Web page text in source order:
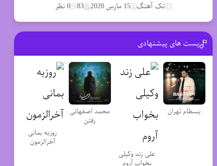
تک آهنگ 15 مارس 2020 83 0 نظر
پست های پیشنهادی
بسطام تهران
علی زند وکیلی
بخواب آروم
محمد اصفهانی
رفتن
روزبه بمانی
آخرالزمون